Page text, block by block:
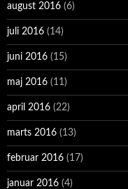
august 2016 (6)
juli 2016 (14)
juni 2016 (15)
maj 2016 (11)
april 2016 (22)
marts 2016 (13)
februar 2016 (17)
januar 2016 (4)